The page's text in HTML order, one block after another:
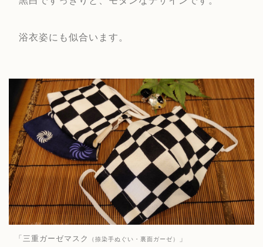
浴衣姿にも似合います。
「三重ガーゼマスク （捺染手ぬぐい・裏面ガーゼ） 」